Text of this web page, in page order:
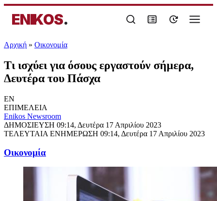
ENIKOS.
Αρχική » Oικονομία
Τι ισχύει για όσους εργαστούν σήμερα,
Δευτέρα του Πάσχα
EN
ΕΠΙΜΕΛΕΙΑ
Enikos Newsroom
ΔΗΜΟΣΙΕΥΣΗ 09:14, Δευτέρα 17 Απριλίου 2023
ΤΕΛΕΥΤΑΙΑ ΕΝΗΜΕΡΩΣΗ 09:14, Δευτέρα 17 Απριλίου 2023
Oικονομία